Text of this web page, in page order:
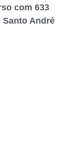
com 633
Santo André